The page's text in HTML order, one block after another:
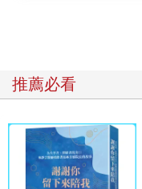
推薦必看